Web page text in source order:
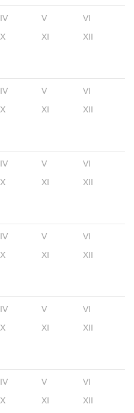
IV V
VI
X XI XII
IV V
VI
X XI XII
IV V
VI
X XI XII
IV V
VI
X XI XII
IV V
VI
X XI XII
IV V
VI
X XI XII